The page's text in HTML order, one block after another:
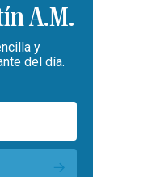
A.M.
y
del día.